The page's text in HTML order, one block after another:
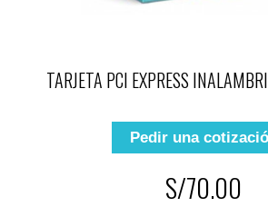
TARJETA PCI EXPRESS
Pedir una
S/70.00